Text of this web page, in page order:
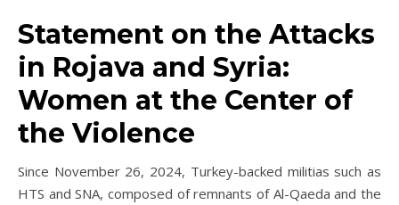
Statement on the Attacks
in Rojava and Syria:
Women at the Center of
the Violence
Since November 26, 2024, Turkey-backed militias such as
HTS and SNA, composed of remnants of Al-Qaeda and the